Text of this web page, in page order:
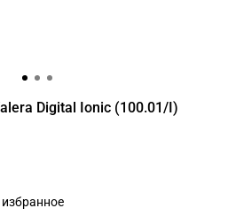
Digital Ionic (100.01/I)
избранное